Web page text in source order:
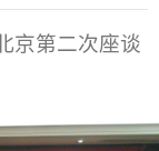
京第二次座谈